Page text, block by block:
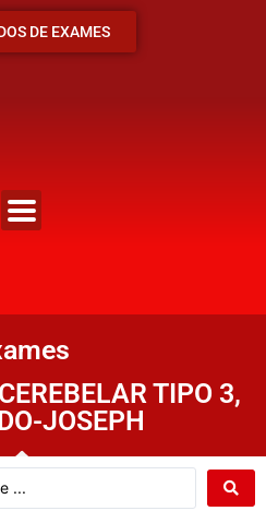
DE EXAMES
TIPO 3,
JOSEPH